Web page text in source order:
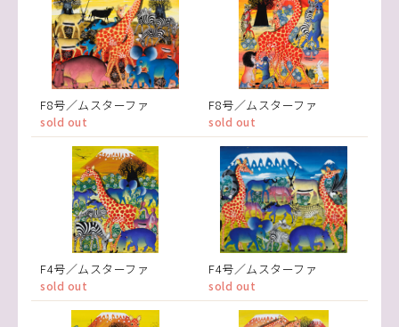
F8号／ムスターファ
sold out
F8号／ムスターファ
sold out
F4号／ムスターファ
sold out
F4号／ムスターファ
sold out